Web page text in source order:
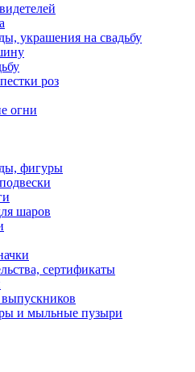
украшения на свадьбу
роз
огни
фигуры
шаров
сертификаты
и мыльные пузыри